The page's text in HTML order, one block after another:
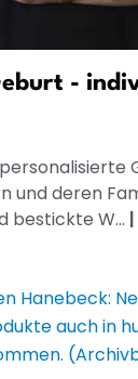
-
und deren
bestickte W... |